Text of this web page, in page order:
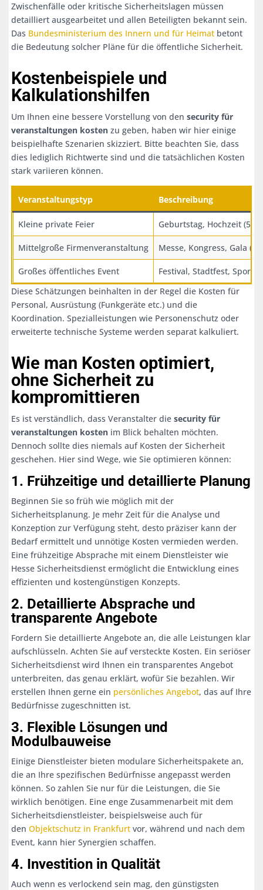
Zwischenfälle oder kritische Sicherheitslagen müssen
detailliert ausgearbeitet und allen Beteiligten bekannt sein.
Das Bundesministerium des Innern und für Heimat betont
die Bedeutung solcher Pläne für die öffentliche Sicherheit.
Kostenbeispiele und
Kalkulationshilfen
Um Ihnen eine bessere Vorstellung von densecurity für
veranstaltungen kosten zu geben, haben wir hier einige
beispielhafte Szenarien skizziert. Bitte beachten Sie, dass
dies lediglich Richtwerte sind und die tatsächlichen Kosten
stark variieren können.
Veranstaltungstyp Beschreibung
Kleine private Feier Geburtstag, Hochzeit
Mittelgroße Firmenveranstaltung Messe, Kongress, Gala
Großes öffentliches Event
Festival, Stadtfest,
Diese Schätzungen beinhalten in der Regel die Kosten für
Personal, Ausrüstung (Funkgeräte etc.) und die
Koordination. Spezialleistungen wie Personenschutz oder
erweiterte technische Systeme werden separat kalkuliert.
Wie man Kosten optimiert,
ohne Sicherheit zu
kompromittieren
Es ist verständlich, dass Veranstalter diesecurity für
veranstaltungen kosten im Blick behalten möchten.
Dennoch sollte dies niemals auf Kosten der Sicherheit
geschehen. Hier sind Wege, wie Sie optimieren können:
1. Frühzeitige und detaillierte Planung
Beginnen Sie so früh wie möglich mit der
Sicherheitsplanung. Je mehr Zeit für die Analyse und
Konzeption zur Verfügung steht, desto präziser kann der
Bedarf ermittelt und unnötige Kosten vermieden werden.
Eine frühzeitige Absprache mit einem Dienstleister wie
Hesse Sicherheitsdienst ermöglicht die Entwicklung eines
effizienten und kostengünstigen Konzepts.
2. Detaillierte Absprache und
transparente Angebote
Fordern Sie detaillierte Angebote an, die alle Leistungen klar
aufschlüsseln. Achten Sie auf versteckte Kosten. Ein seriöser
Sicherheitsdienst wird Ihnen ein transparentes Angebot
unterbreiten, das genau erklärt, wofür Sie bezahlen. Wir
erstellen Ihnen gerne ein persönliches Angebot, das auf Ihre
Bedürfnisse zugeschnitten ist.
3. Flexible Lösungen und
Modulbauweise
Einige Dienstleister bieten modulare Sicherheitspakete an,
die an Ihre spezifischen Bedürfnisse angepasst werden
können. So zahlen Sie nur für die Leistungen, die Sie
wirklich benötigen. Eine enge Zusammenarbeit mit dem
Sicherheitsdienstleister, beispielsweise auch für
denObjektschutz in Frankfurt vor, während und nach dem
Event, kann hier Synergien schaffen.
4. Investition in Qualität
Auch wenn es verlockend sein mag, den günstigsten